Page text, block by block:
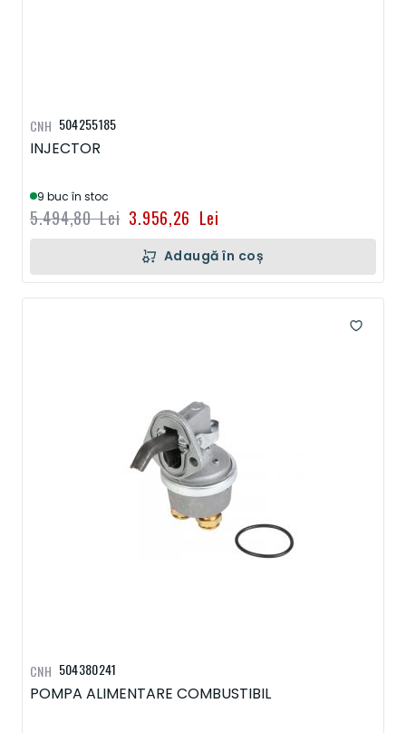
504255185
INJECTOR
9 buc în stoc
3.956,26 Lei
5.494,80 Lei
CNH
Adaugă în coș
504380241
POMPA ALIMENTARE COMBUSTIBIL
CNH